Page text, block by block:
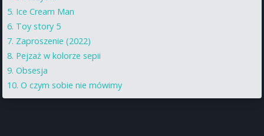
Ice Cream Man
Toy story 5
Zaproszenie (2022)
Pejzaż w kolorze sepii
Obsesja
O czym sobie nie mówimy